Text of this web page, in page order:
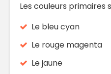
Les couleurs primaires
Le bleu cyan
Le rouge magenta
Le jaune